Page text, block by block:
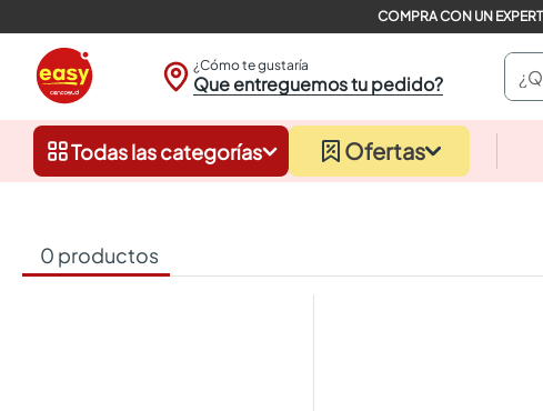
¿Cómo te gustaría
Que entreguemos tu pedido?
Todas las categorías Ofertas
0 productos